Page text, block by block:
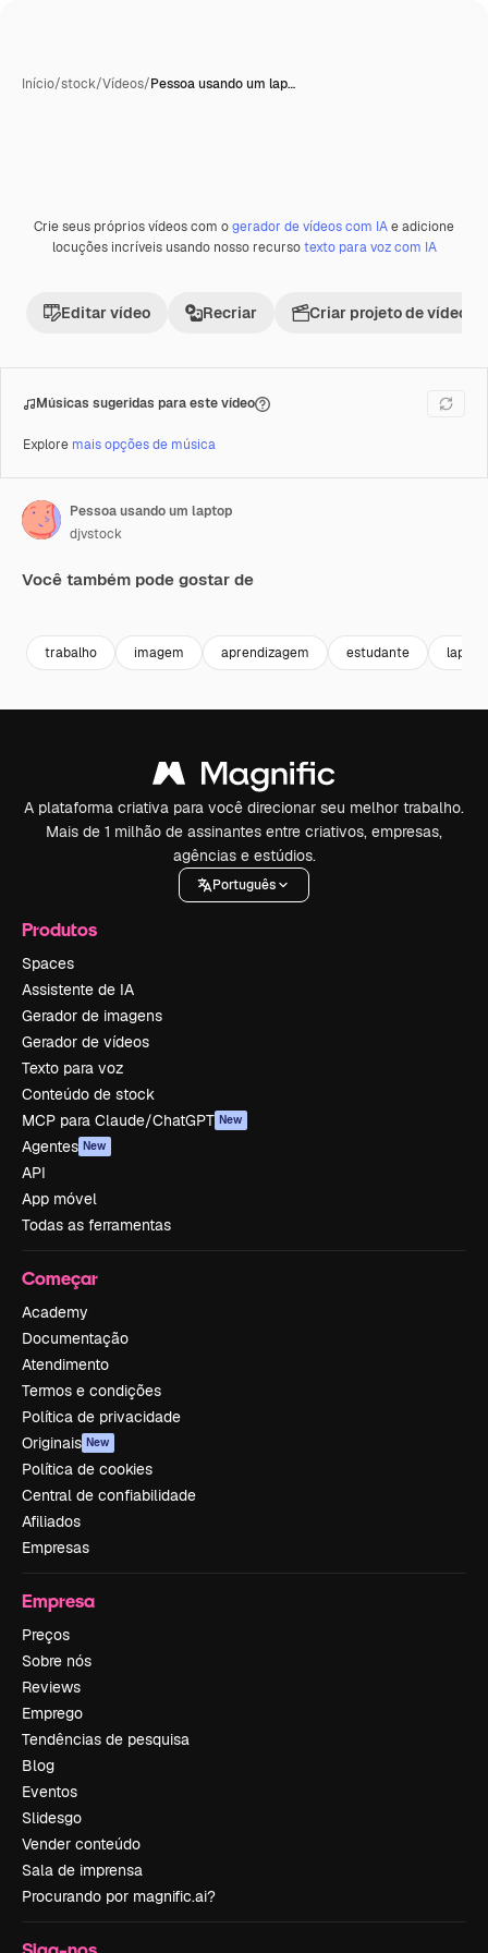
Início/stock/Vídeos/Pessoa usando um lap…
Premium
Crie seus próprios vídeos com ogerador de vídeos com IAe adicione
locuções incríveis usando nosso recursotexto para voz com IA
Editar vídeo Recriar Criar projeto de vídeo
Músicas sugeridas para este vídeo
Explore mais opções de música
Pessoa usando um laptop
djvstock
Você também pode gostar de
trabalho imagem aprendizagem estudante laptop
A plataforma criativa para você direcionar seu melhor trabalho.
Mais de 1 milhão de assinantes entre criativos, empresas,
agências e estúdios.
Português
Produtos
Spaces
Assistente de IA
Gerador de imagens
Gerador de vídeos
Texto para voz
Conteúdo de stock
MCP para Claude/ChatGPT New
Agentes New
API
App móvel
Todas as ferramentas
Começar
Academy
Documentação
Atendimento
Termos e condições
Política de privacidade
Originais New
Política de cookies
Central de confiabilidade
Afiliados
Empresas
Empresa
Preços
Sobre nós
Reviews
Emprego
Tendências de pesquisa
Blog
Eventos
Slidesgo
Vender conteúdo
Sala de imprensa
Procurando por magnific.ai?